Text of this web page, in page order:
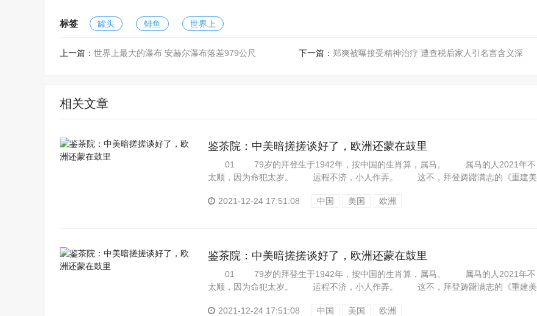
标签 罐头 鲱鱼 世界上
上一篇： 世界上最大的瀑布 安赫尔瀑布落差979公尺 下一篇： 郑爽被曝接受精神治疗 遭查税后家人引名言含义深
相关文章
鉴茶院：中美暗搓搓谈好了，欧洲还蒙在鼓里
01 79岁的拜登生于1942年，按中国的生肖算，属马。 属马的人2021年不
太顺，因为命犯太岁。 运程不济，小人作弄。 这不，拜登踌躇满志的《重建美
2021-12-24 17:51:08
中国 美国 欧洲
鉴茶院：中美暗搓搓谈好了，欧洲还蒙在鼓里
01 79岁的拜登生于1942年，按中国的生肖算，属马。 属马的人2021年不
太顺，因为命犯太岁。 运程不济，小人作弄。 这不，拜登踌躇满志的《重建美
2021-12-24 17:51:08
中国 美国 欧洲